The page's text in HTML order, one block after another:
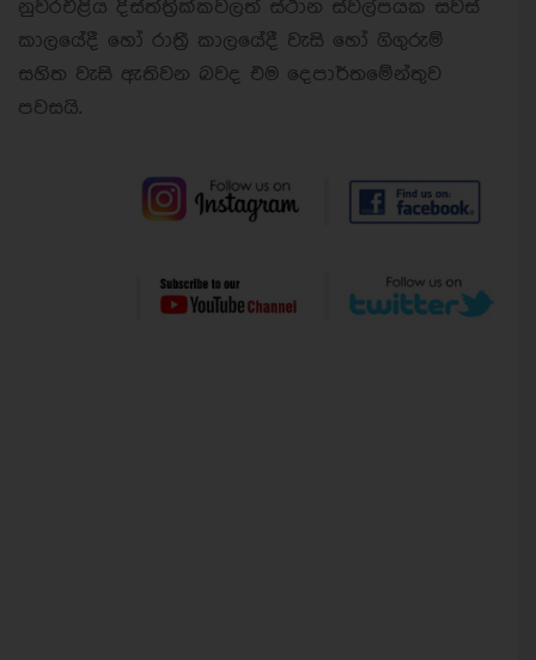
නුවරඑළිය දිස්ත්ත්‍රික්කවලත් ස්ථාන ස්වල්පයක සවස්
කාලයේදී හෝ රාත්‍රී කාලයේදී වැසි හෝ ගිගුරුම්
සහිත වැසි ඇතිවන බවද එම දෙපාර්තමේන්තුව
පවසයි.